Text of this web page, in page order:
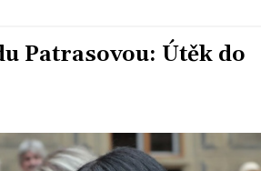
Patrasovou: Útěk do